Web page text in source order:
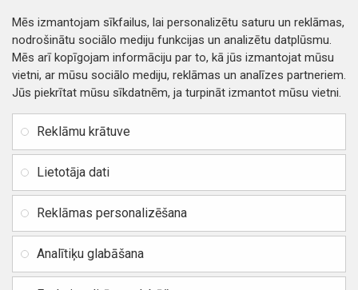
Kontakti
Distances līgums
Privātuma politika
Preču un naudas atgriešana
Piegādes un apmaksa
Vietnes karte
Rekvizīti
Jur. adrese: Zasulauka iela
Reģ. Nr. 40103717618,
BIC / SWIFT: HABALV22
Mēs izmantojam sīkfailus, lai personalizētu saturu un reklāmas,
nodrošinātu sociālo mediju funkcijas un analizētu datplūsmu.
Mēs arī kopīgojam informāciju par to, kā jūs izmantojat mūsu
vietni, ar mūsu sociālo mediju, reklāmas un analīzes partneriem.
Jūs piekrītat mūsu sīkdatnēm, ja turpināt izmantot mūsu vietni.
Reklāmu krātuve
Lietotāja dati
Reklāmas personalizēšana
Analītiķu glabāšana